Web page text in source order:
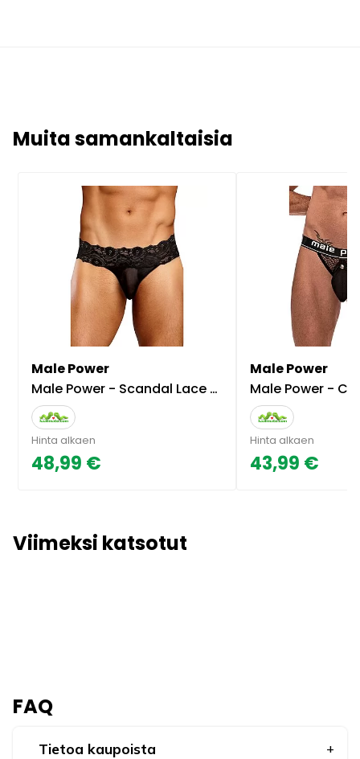
Muita samankaltaisia
Male Power
Male Power - Scandal Lace Micro Thong Pinch Back
Hinta alkaen
48,99 €
Male Power
Male Power -
Hinta alkaen
43,99 €
Viimeksi katsotut
FAQ
Tietoa kaupoista